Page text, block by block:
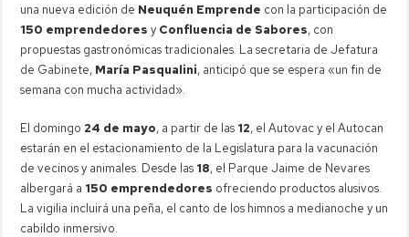
una nueva edición de Neuquén Emprende con la participación de
150 emprendedores y Confluencia de Sabores, con
propuestas gastronómicas tradicionales. La secretaria de Jefatura
de Gabinete, María Pasqualini, anticipó que se espera «un fin de
semana con mucha actividad».
El domingo 24 de mayo, a partir de las 12, el Autovac y el Autocan
estarán en el estacionamiento de la Legislatura para la vacunación
de vecinos y animales. Desde las 18, el Parque Jaime de Nevares
albergará a 150 emprendedores ofreciendo productos alusivos.
La vigilia incluirá una peña, el canto de los himnos a medianoche y un
cabildo inmersivo.